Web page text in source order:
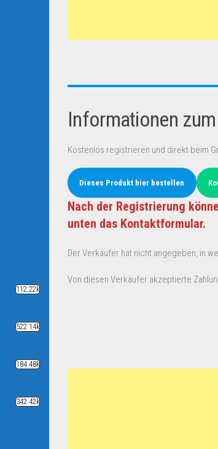
Informationen
Kostenlos registrieren und direkt beim
Dieses Produkt hier bestellen
Nach der Registrierung
unten das Kontaktformular.
Der Verkäufer hat nicht angegeben, in
Von diesen Verkäufer akzeptierte
112.22k
522.14k
184.48k
342.42k